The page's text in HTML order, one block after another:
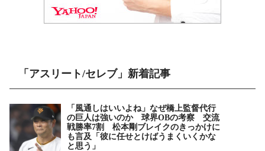
「アスリート/セレブ」新着記事
「風通しはいいよね」なぜ橋上監督代行
の巨人は強いのか 球界OBの考察 交流
戦勝率7割 松本剛ブレイクのきっかけに
も言及「彼に任せとけばうまくいくかな
と思う」